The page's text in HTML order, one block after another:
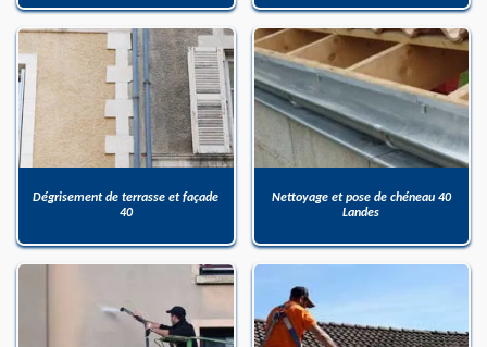
Dégrisement de terrasse et façade
40
Nettoyage et pose de chéneau 40
Landes